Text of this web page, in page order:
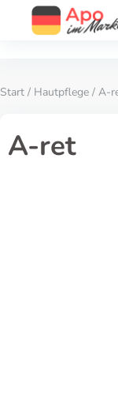
Start / Hautpflege / A-
A-ret